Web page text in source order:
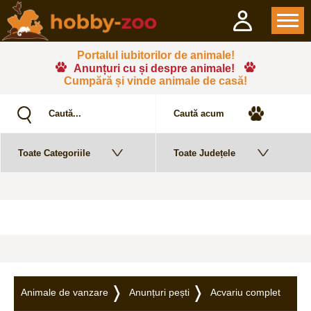
Portalul iubitorilor de animale!
Anunțuri cu și despre animale!
Cumpără și vinde animale de casă!
Animale de vanzare Anunțuri pești Acvariu complet